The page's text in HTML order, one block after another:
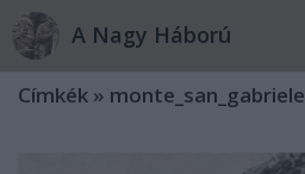
A Nagy Háború
Címkék » monte_san_gabriele